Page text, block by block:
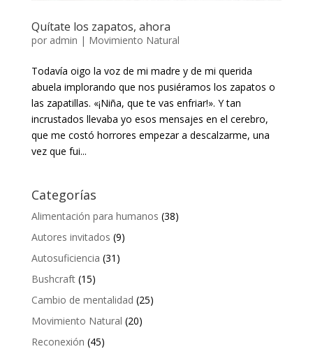
Quítate los zapatos, ahora
por admin | Movimiento Natural
Todavía oigo la voz de mi madre y de mi querida
abuela implorando que nos pusiéramos los zapatos o
las zapatillas. «¡Niña, que te vas enfriar!». Y tan
incrustados llevaba yo esos mensajes en el cerebro,
que me costó horrores empezar a descalzarme, una
vez que fui...
Categorías
Alimentación para humanos (38)
Autores invitados (9)
Autosuficiencia (31)
Bushcraft(15)
Cambio de mentalidad (25)
Movimiento Natural (20)
Reconexión (45)